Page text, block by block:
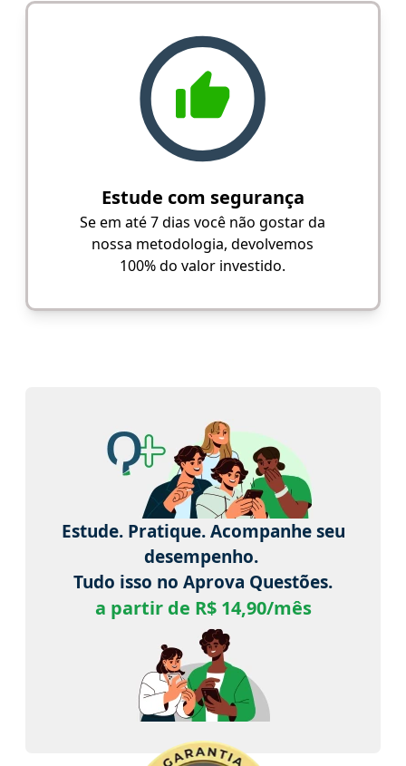
Estude com segurança
Se em até 7 dias você não gostar da
nossa metodologia, devolvemos
100% do valor investido.
Estude. Pratique. Acompanhe seu
desempenho.
Tudo isso no Aprova Questões.
a partir de R$ 14,90/mês